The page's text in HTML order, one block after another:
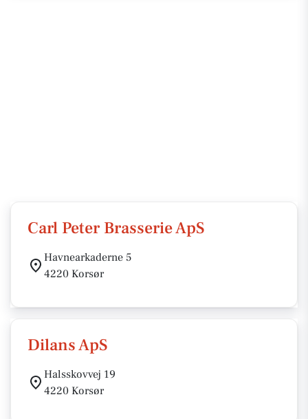
Carl Peter Brasserie ApS
Havnearkaderne 5
4220 Korsør
Dilans ApS
Halsskovvej 19
4220 Korsør